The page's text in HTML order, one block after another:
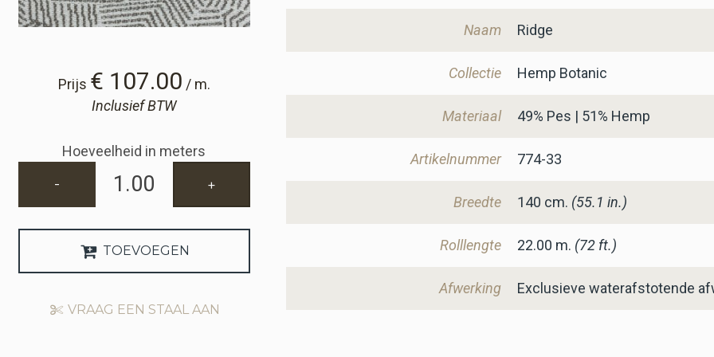
Prijs € 107.00 / m.
Inclusief BTW
Hoeveelheid in meters
- +
TOEVOEGEN
VRAAG EEN STAAL AAN
Naam Ridge
Collectie Hemp Botanic
Materiaal 49% Pes | 51% Hemp
Artikelnummer 774-33
Breedte 140 cm. (55.1 in.)
Rolllengte 22.00 m. (72 ft.)
Afwerking Exclusieve waterafstotende